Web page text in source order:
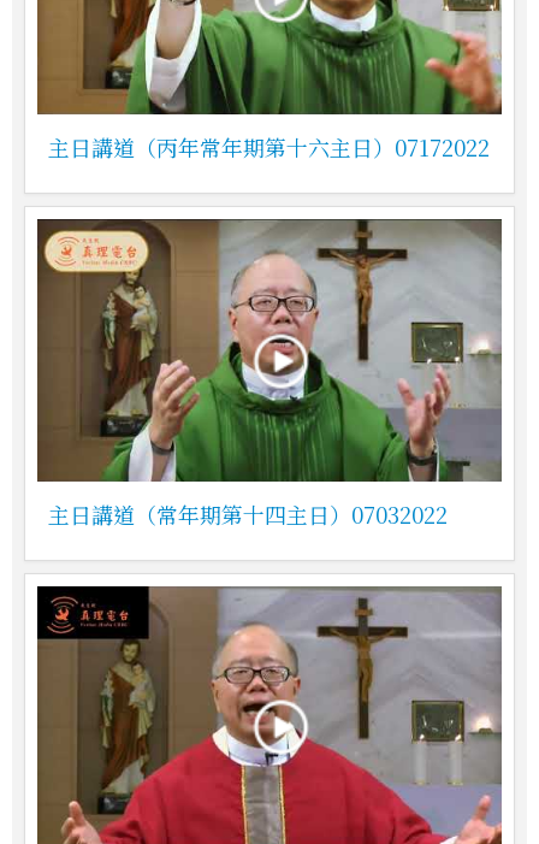
主日講道（丙年常年期第十六主日）07172022
主日講道（常年期第十四主日）07032022